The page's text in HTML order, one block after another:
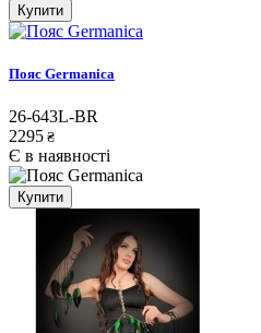
Купити
Пояс Germanica
26-643L-BR
2295 ₴
Є в наявності
Купити